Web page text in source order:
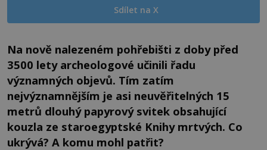
Sdílet na X
Na nově nalezeném pohřebišti z doby před
3500 lety archeologové učinili řadu
významných objevů. Tím zatím
nejvýznamnějším je asi neuvěřitelných 15
metrů dlouhý papyrový svitek obsahující
kouzla ze staroegyptské Knihy mrtvých. Co
ukrývá? A komu mohl patřit?